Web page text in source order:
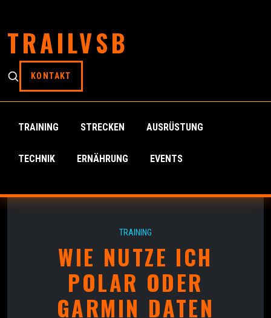
TRAILVSB
KONTAKT
TRAINING STRECKEN AUSRÜSTUNG
TECHNIK ERNÄHRUNG EVENTS
TRAINING
WIE NUTZE ICH
POLAR ODER
GARMIN DATEN